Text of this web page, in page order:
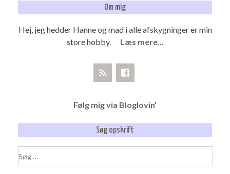
Om mig
Hej, jeg hedder Hanne og mad i alle afskygninger er min
store hobby. Læs mere...
Følg mig via Bloglovin'
Søg opskrift
Søg
efter: